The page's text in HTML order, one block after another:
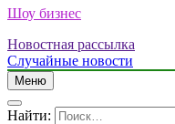
Шоу бизнес
Новостная рассылка
Случайные новости
Меню
Найти: